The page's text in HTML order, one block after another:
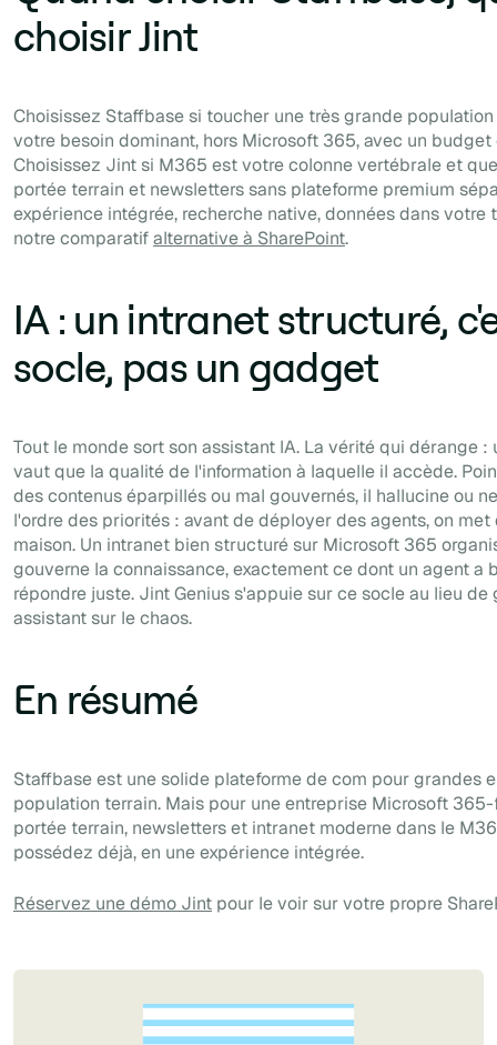
choisir Jint
Choisissez Staffbase si toucher une très grande
votre besoin dominant, hors Microsoft 365, avec un budget
Choisissez Jint si M365 est votre colonne vertébrale et
portée terrain et newsletters sans plateforme premium
expérience intégrée, recherche native, données dans votre
notre comparatifalternative à SharePoint.
IA : un intranet structuré,
socle, pas un gadget
Tout le monde sort son assistant IA. La vérité qui dérange :
vaut que la qualité de l'information à laquelle il accède.
des contenus éparpillés ou mal gouvernés, il hallucine ou
l'ordre des priorités : avant de déployer des agents, on met
maison. Un intranet bien structuré sur Microsoft 365
gouverne la connaissance, exactement ce dont un agent a
répondre juste. Jint Genius s'appuie sur ce socle au lieu de
assistant sur le chaos.
En résumé
Staffbase est une solide plateforme de com pour grandes
population terrain. Mais pour une entreprise Microsoft
portée terrain, newsletters et intranet moderne dans le
possédez déjà, en une expérience intégrée.
Réservez une démo Jint pour le voir sur votre propre